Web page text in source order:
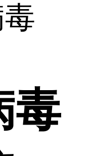
毒